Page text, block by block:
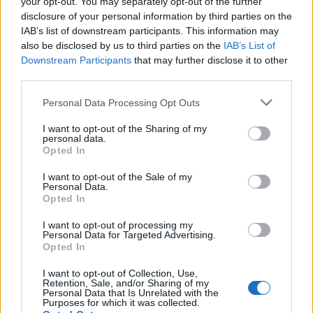
disclosure of your personal information by third parties on the
IAB’s list of downstream participants. This information may
also be disclosed by us to third parties on the IAB’s List of
Downstream Participants that may further disclose it to other
Personal Data Processing Opt Outs
I want to opt-out of the Sharing of my
personal data.
Opted In
I want to opt-out of the Sale of my
Personal Data.
Opted In
I want to opt-out of processing my
Personal Data for Targeted Advertising.
Opted In
I want to opt-out of Collection, Use,
Retention, Sale, and/or Sharing of my
Personal Data that Is Unrelated with the
Purposes for which it was collected.
06 ΑΥΓ
στον Μεσότοπο
Μουσική, φωτογραφία και δραματοποίηση συνθέτουν την εκδήλωση